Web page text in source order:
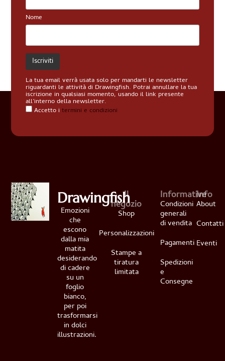
Nome
La tua email verrà usata solo per mandarti le newsletter
riguardanti le attività di Drawingfish. Potrai annullare la tua
iscrizione in qualsiasi momento, usando il link presente
all’interno della newsletter.
Accetto itermini e condizioni
Drawingfish
Emozioni
che
escono
dalla mia
matita
desiderando
di cadere
su un
foglio
bianco,
per poi
trasformarsi
in dolci
illustrazioni.
Il
negozio
Shop
Personalizzazioni
Stampe a
tiratura
limitata
Informative
Condizioni
generali
di vendita
Pagamenti
Spedizioni
e
Consegne
Info
About
Contatti
Eventi